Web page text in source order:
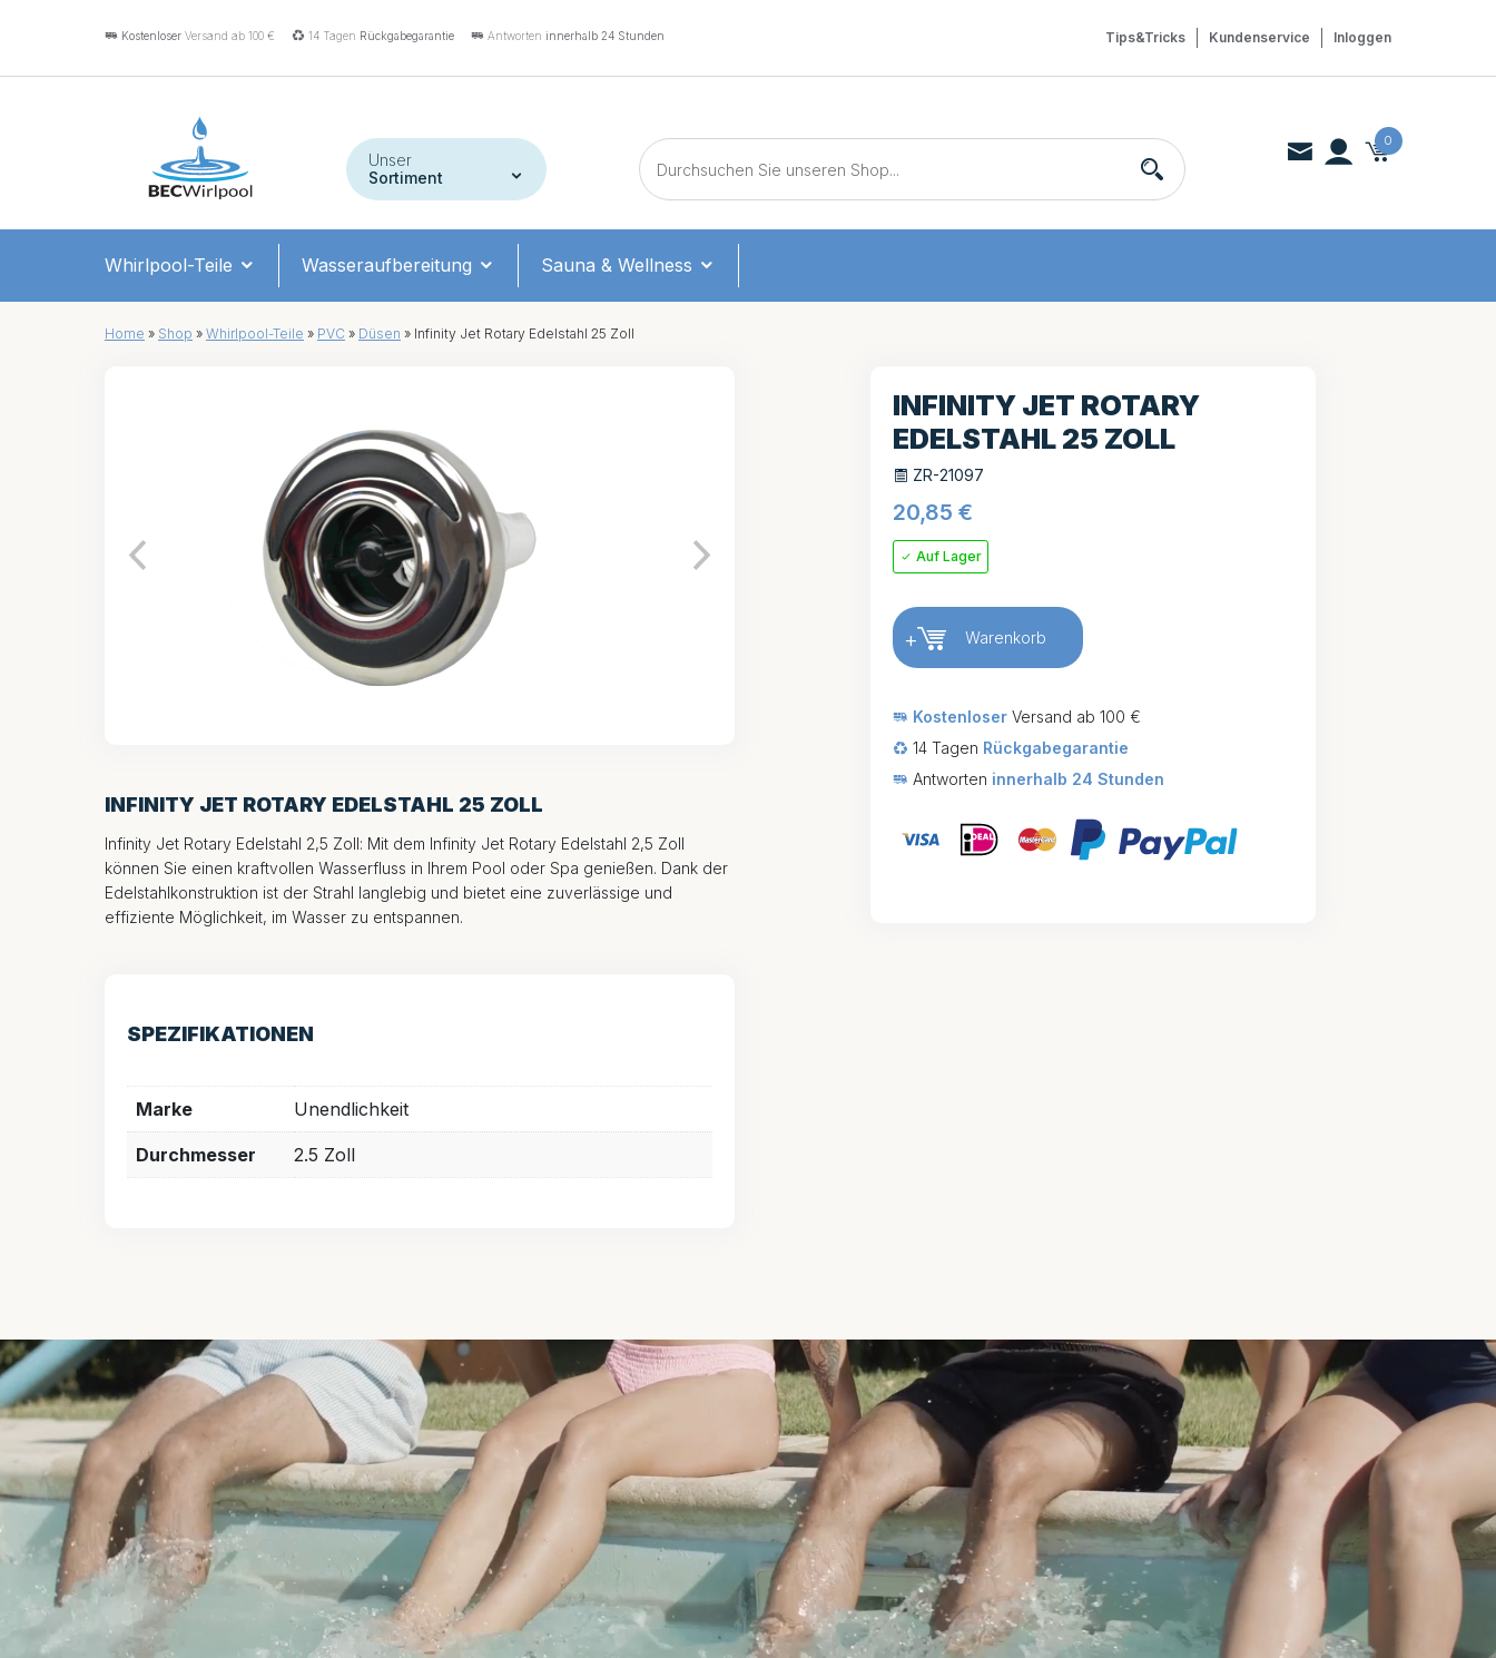
Kostenloser Versand ab 100 € 14 Tagen Rückgabegarantie Antworten innerhalb 24 Stunden Inloggen
Kundenservice
Tips&Tricks
Unser
Sortiment
0
Whirlpool-Teile Wasseraufbereitung Sauna & Wellness
Home » Shop » Whirlpool-Teile » PVC » Düsen » Infinity Jet Rotary Edelstahl 25 Zoll
INFINITY JET ROTARY EDELSTAHL 25 ZOLL
Infinity Jet Rotary Edelstahl 2,5 Zoll: Mit dem Infinity Jet Rotary Edelstahl 2,5 Zoll
können Sie einen kraftvollen Wasserfluss in Ihrem Pool oder Spa genießen. Dank der
Edelstahlkonstruktion ist der Strahl langlebig und bietet eine zuverlässige und
effiziente Möglichkeit, im Wasser zu entspannen.
SPEZIFIKATIONEN
Marke Unendlichkeit
Durchmesser 2.5 Zoll
INFINITY JET ROTARY
EDELSTAHL 25 ZOLL
ZR-21097
20,85€
Auf Lager
+ Warenkorb
Kostenloser Versand ab 100 €
14 Tagen Rückgabegarantie
Antworten innerhalb 24 Stunden